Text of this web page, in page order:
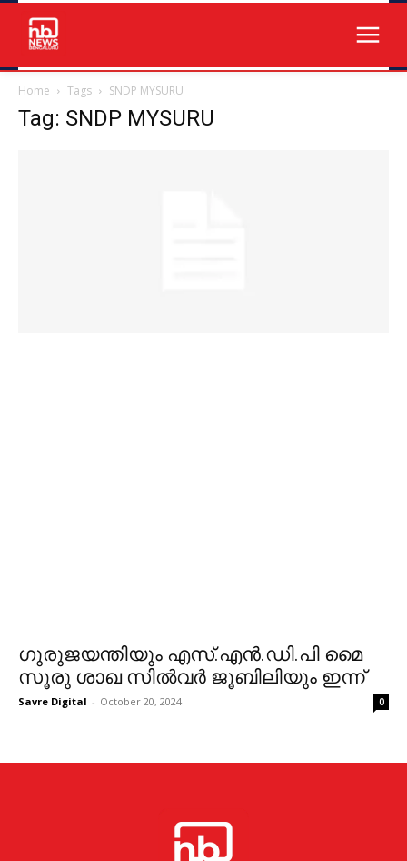
Home Tags SNDP MYSURU
Tag: SNDP MYSURU
ഗു​രുജ​യ​ന്തി​യും എ​സ്.​എ​ൻ.​ഡി.​പി മൈ​
സൂ​രു ശാ​ഖ സി​ൽ​വ​ർ ജൂ​ബി​ലി​യും ഇ​ന്ന്
Savre Digital - October 20, 2024 0